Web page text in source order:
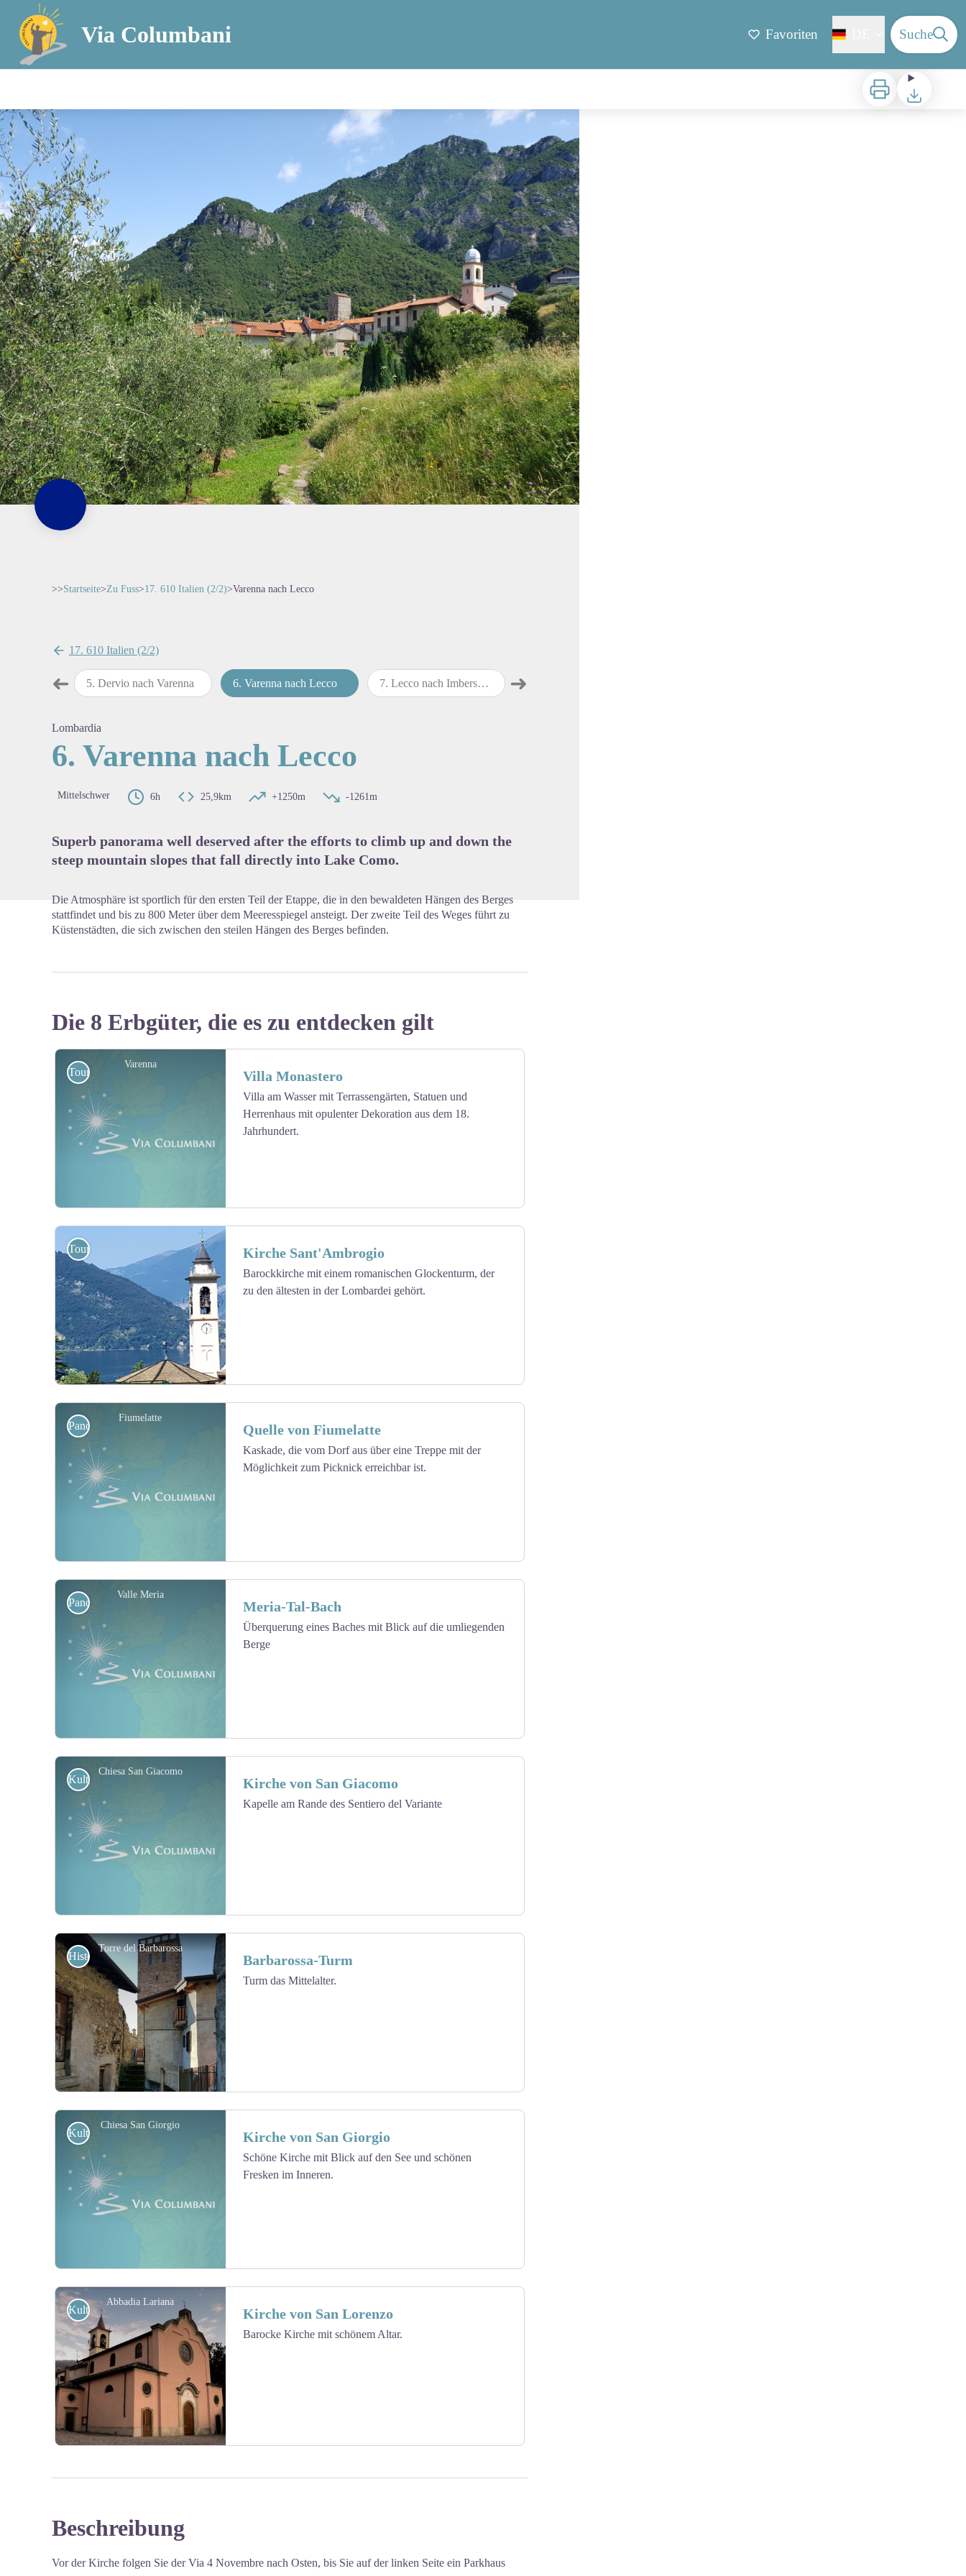
Via Columbani Favoriten Suche
Zu druckenHerunterladen
>>Startseite>Zu Fuss>17. 610 Italien (2/2)>Varenna nach Lecco
17. 610 Italien (2/2)
➜map.drawer.prev
5. Dervio nach Varenna 6.Varenna nach Lecco 7.Lecco nach Imbersago ➜map.drawer.next
Lombardia
6. Varenna nach Lecco
Mittelschwer 6h 25,9km +1250m -1261m
Superb panorama well deserved after the efforts to climb up and down the
steep mountain slopes that fall directly into Lake Como.
Die Atmosphäre ist sportlich für den ersten Teil der Etappe, die in den bewaldeten Hängen des Berges
stattfindet und bis zu 800 Meter über dem Meeresspiegel ansteigt. Der zweite Teil des Weges führt zu
Küstenstädten, die sich zwischen den steilen Hängen des Berges befinden.
Die 8 Erbgüter, die es zu entdecken gilt
Varenna
View picture in full screen
Touristisch Villa Monastero
Villa am Wasser mit Terrassengärten, Statuen und
Herrenhaus mit opulenter Dekoration aus dem 18.
Jahrhundert.
View picture in full screen
Touristisch Kirche Sant'Ambrogio
Barockkirche mit einem romanischen Glockenturm, der
zu den ältesten in der Lombardei gehört.
Fiumelatte
View picture in full screen
Panoramasicht Quelle von Fiumelatte
Kaskade, die vom Dorf aus über eine Treppe mit der
Möglichkeit zum Picknick erreichbar ist.
Valle Meria
Panoramasicht Meria-Tal-Bach
Überquerung eines Baches mit Blick auf die umliegenden
Berge
Chiesa San Giacomo
View picture in full screen
Kulturell Kirche von San Giacomo
Kapelle am Rande des Sentiero del Variante
Torre del Barbarossa
View picture in full screen
Historisch Barbarossa-Turm
Turm das Mittelalter.
Chiesa San Giorgio
View picture in full screen
Kulturell Kirche von San Giorgio
Schöne Kirche mit Blick auf den See und schönen
Fresken im Inneren.
Abbadia Lariana
View picture in full screen
Kulturell Kirche von San Lorenzo
Barocke Kirche mit schönem Altar.
Beschreibung
Vor der Kirche folgen Sie der Via 4 Novembre nach Osten, bis Sie auf der linken Seite ein Parkhaus